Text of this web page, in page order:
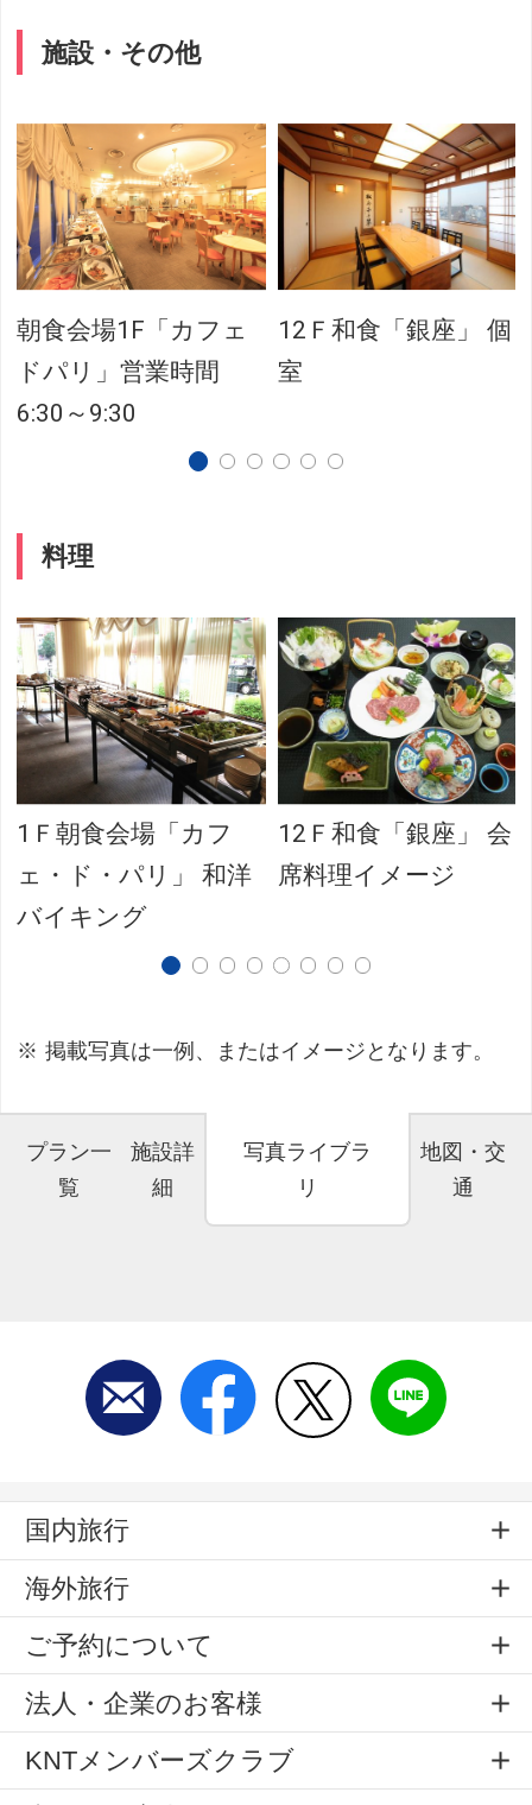
施設・その他
朝食会場1F「カフェ
ドパリ」営業時間
6:30～9:30
12Ｆ和食「銀座」 個
室
料理
1Ｆ朝食会場「カフ
ェ・ド・パリ」 和洋
バイキング
12Ｆ和食「銀座」 会
席料理イメージ
掲載写真は一例、またはイメージとなります。
プラン一
覧
施設詳
細
写真ライブラ
リ
地図・交
通
国内旅行
海外旅行
ご予約について
法人・企業のお客様
KNTメンバーズクラブ